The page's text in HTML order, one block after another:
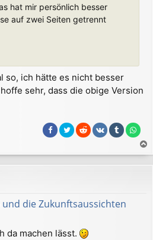
hat mir persönlich besser
auf zwei Seiten getrennt
so, ich hätte es nicht besser
sehr, dass die obige Version
a
c
die Zukunftsaussichten
da machen lässt.